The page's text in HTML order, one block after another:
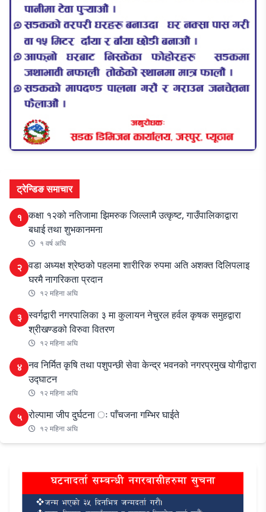
ट्रेन्डिङ समाचार
१ कक्षा १२को नतिजामा झिमरुक जिल्लामै उत्कृष्ट, गाउँपालिकाद्वारा
बधाई तथा शुभकानमना
१ वर्ष अघि
२ वडा अध्यक्ष श्रेष्ठको पहलमा शारीरिक रुपमा अति अशक्त दिलिपलाइ
घरमै नागरिकता प्रदान
१२ महिना अघि
३ स्वर्गद्वारी नगरपालिका ३ मा कुलायन नेचुरल हर्वल कृषक समुहद्वारा
श्रीखण्डको विरुवा वितरण
१२ महिना अघि
४ नव निर्मित कृषि तथा पशुपन्छी सेवा केन्द्र भवनको नगरप्रमुख योगीद्वारा
उद्घाटन
१२ महिना अघि
५ रोल्पामा जीप दुर्घटना ः पाँचजना गम्भिर घाईते
१२ महिना अघि